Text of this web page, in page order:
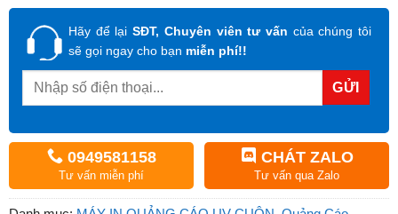
Hãy để lại SĐT, Chuyên viên tư vấn của chúng tôi
sẽ gọi ngay cho bạn miễn phí!!
0949581158
Tư vấn miễn phí
CHÁT ZALO
Tư vấn qua Zalo